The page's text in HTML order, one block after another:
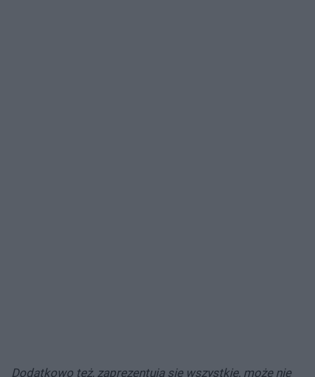
Dodatkowo też, zaprezentują się wszystkie, może nie